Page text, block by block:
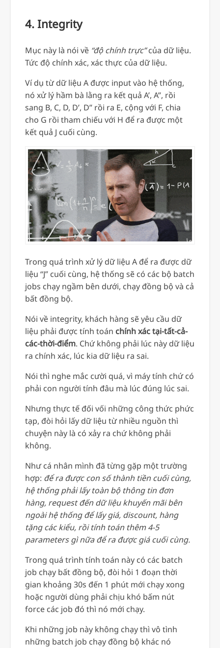
4. Integrity
Mục này là nói về “độ chính trực”của dữ liệu.
Tức độ chính xác, xác thực của dữ liệu.
Ví dụ từ dữ liệu A được input vào hệ thống,
nó xử lý hầm bà lằng ra kết quả A’, A”, rồi
sang B, C, D, D’, D” rồi ra E, cộng với F, chia
cho G rồi tham chiếu với H để ra được một
kết quả J cuối cùng.
Trong quá trình xử lý dữ liệu A để ra được dữ
liệu “J” cuối cùng, hệ thống sẽ có các bộ batch
jobs chạy ngầm bên dưới, chạy đồng bộ và cả
bất đồng bộ.
Nói về integrity, khách hàng sẽ yêu cầu dữ
liệu phải được tính toán chính xác tại-tất-cả-
các-thời-điểm. Chứ không phải lúc này dữ liệu
ra chính xác, lúc kia dữ liệu ra sai.
Nói thì nghe mắc cười quá, vì máy tính chứ có
phải con người tính đâu mà lúc đúng lúc sai.
Nhưng thực tế đối vối những công thức phức
tạp, đòi hỏi lấy dữ liệu từ nhiều nguồn thì
chuyện này là có xảy ra chứ không phải
không.
Như cá nhân mình đã từng gặp một trường
hợp: để ra được con số thành tiền cuối cùng,
hệ thống phải lấy toàn bộ thông tin đơn
hàng, request đến dữ liệu khuyến mãi bên
ngoài hệ thống để lấy giá, discount, hàng
tặng các kiểu, rồi tính toán thêm 4-5
parameters gì nữa để ra được giá cuối cùng.
Trong quá trình tính toán này có các batch
job chạy bất đồng bộ, đòi hỏi 1 đoạn thời
gian khoảng 30s đến 1 phút mới chạy xong
hoặc người dùng phải chịu khó bấm nút
force các job đó thì nó mới chạy.
Khi những job này không chạy thì vô tình
những batch job chạy đồng bộ khác nó